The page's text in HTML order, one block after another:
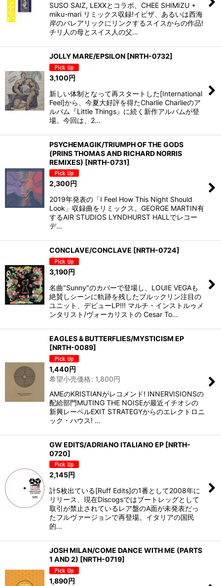
SUSO SAIZ, LEXXとコラボ、CHEE SHIMIZU +
miku-mari リミックス収録!イビザ、あるいは西海
岸のバレアリックにリンクするスイスからの作品!
チリ人の母とスイス人の父…
JOLLY MARE/EPSILON [NRTH-0732]
3,100円
新しい体制となって再スタートした[International
Feel]から、今夏大好評を得たCharlie Charlieのア
ルバム『Little Things』に続く新作アルバムが登
場。今回は、2…
PSYCHEMAGIK/TRIUMPH OF THE GODS
(PRINS THOMAS AND RICHARD NORRIS
REMIXES) [NRTH-0731]
2,300円
2019年発表の「I Feel How This Night Should
Look」収録曲をリミックス。GEORGE MARTIN有
するAIR STUDIOS LYNDHURST HALLでレコー
デ…
CONCLAVE/CONCLAVE [NRTH-0724]
3,190円
名曲"Sunny"のカバーで登場し、LOUIE VEGAも
絶賛しシーンに軌跡を残したブルックリン注目の
ユニット、デビューLP!!! マルチ・インストルゥメ
ンタリスト/ヴォーカリストの Cesar To…
EAGLES & BUTTERFLIES/MYSTICISM EP
[NRTH-0089]
1,440円
希望小売価格: 1,800円
AMEのKRISTIANがレコメンド! INNERVISIONSの
配給部門MUTING THE NOISEが最近イチオシの
新興レーベルEXIT STRATEGYからのエレクトロニ
ック・ハウス! …
GW EDITS/ADRIANO ITALIANO EP [NRTH-
0720]
2,145円
計5枚出ている[Ruff Edits]の1番として2008年に
リリース、現在Discogsではブートレッグとして
取引が禁止されているレア盤のA面が未発表だっ
たフルヴァージョンで再登場。イタリアの国民
的…
JOSH MILAN/COME DANCE WITH ME (PARTS
1 AND 2) [NRTH-0719]
1,890円